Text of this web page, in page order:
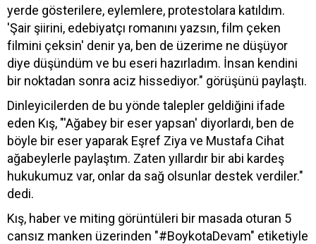
yerde gösterilere, eylemlere, protestolara katıldım.
'Şair şiirini, edebiyatçı romanını yazsın, film çeken
filmini çeksin' denir ya, ben de üzerime ne düşüyor
diye düşündüm ve bu eseri hazırladım. İnsan kendini
bir noktadan sonra aciz hissediyor." görüşünü paylaştı.
Dinleyicilerden de bu yönde talepler geldiğini ifade
eden Kış, "'Ağabey bir eser yapsan' diyorlardı, ben de
böyle bir eser yaparak Eşref Ziya ve Mustafa Cihat
ağabeylerle paylaştım. Zaten yıllardır bir abi kardeş
hukukumuz var, onlar da sağ olsunlar destek verdiler."
dedi.
Kış, haber ve miting görüntüleri bir masada oturan 5
cansız manken üzerinden "#BoykotaDevam" etiketiyle